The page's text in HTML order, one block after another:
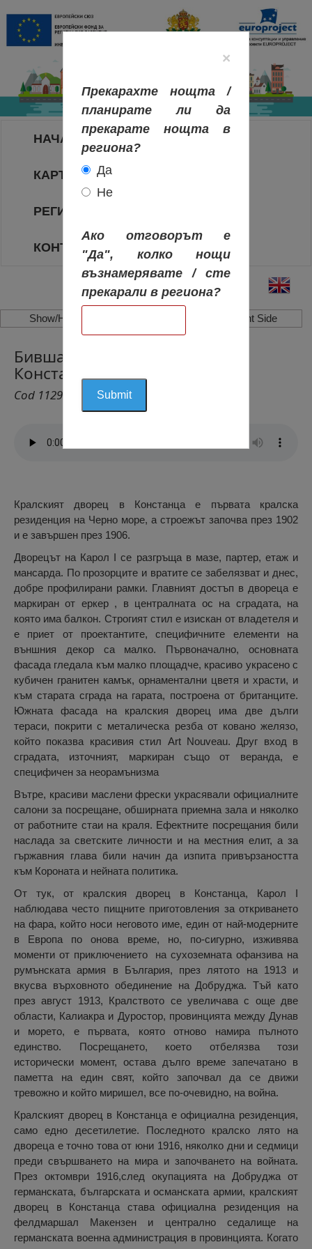
НАЧАЛО
КАРТА НА РЕГИОНИТЕ
РЕГИОНИ
КОНТАКТИ
Show/Hide Left Side Show/Hide Right Side
Бившата Кралска Резиденция,
Констанца
Cod 1129
Кралският дворец в Констанца е първата кралска
резиденция на Черно море, а строежът започва през 1902
и е завършен през 1906.
Дворецът на Карол I се разгръща в мазе, партер, етаж и
мансарда. По прозорците и вратите се забелязват и днес,
добре профилирани рамки. Главният достъп в двореца е
маркиран от еркер , в централната ос на сградата, на
която има балкон. Строгият стил е изискан от владетеля и
е приет от проектантите, специфичните елементи на
външния декор са малко. Първоначално, основната
фасада гледала към малко площадче, красиво украсено с
кубичен гранитен камък, орнаментални цветя и храсти, и
към старата сграда на гарата, построена от британците.
Южната фасада на кралския дворец има две дълги
тераси, покрити с металическа резба от ковано желязо,
който показва красивия стил Art Nouveau. Друг вход в
сградата, източният, маркиран също от веранда, е
специфичен за неорамънизма
Вътре, красиви маслени фрески украсявали официалните
салони за посрещане, обширната приемна зала и няколко
от работните стаи на краля. Ефектните посрещания били
наслада за светските личности и на местния елит, а за
гържавния глава били начин да изпита привързаността
към Короната и нейната политика.
От тук, от кралския дворец в Констанца, Карол I
наблюдава често пищните приготовления за откриването
на фара, който носи неговото име, един от най-модерните
в Европа по онова време, но, по-сигурно, изживява
моменти от приключението на сухоземната офанзива на
румънската армия в България, през лятото на 1913 и
вкусва върховното обединение на Добруджа. Тъй като
през август 1913, Кралството се увеличава с още две
области, Калиакра и Дуростор, провинцията между Дунав
и морето, е първата, която отново намира пълното
единство. Посрещането, което отбелязва този
исторически момент, остава дълго време запечатано в
паметта на един свят, който започвал да се движи
тревожно и който миришел, все по-очевидно, на война.
Кралският дворец в Констанца е официална резиденция,
само едно десетилетие. Последното кралско лято на
двореца е точно това от юни 1916, няколко дни и седмици
преди свършването на мира и започването на войната.
През октомври 1916,след окупацията на Добруджа от
германската, българската и османската армии, кралският
дворец в Констанца става официална резиденция на
фелдмаршал Макензен и централно седалище на
германската военна администрация в провинцията. Когато
×
Прекарахте нощта /
планирате ли да
прекарате нощта в
региона?
Да
Не
Ако отговорът е
"Да", колко нощи
възнамерявате / сте
прекарали в региона?